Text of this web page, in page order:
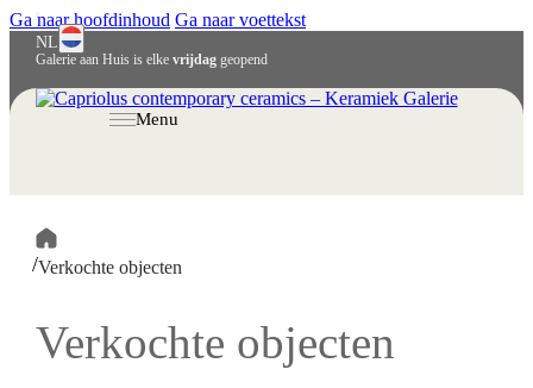
Ga naar hoofdinhoud Ga naar voettekst
Galerie aan Huis is elke vrijdaggeopend
NL
Menu
/Verkochte objecten
Verkochte objecten